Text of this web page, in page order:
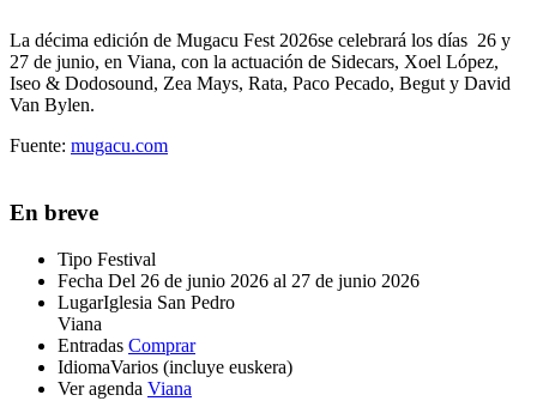
La décima edición de Mugacu Fest 2026se celebrará los días 26 y
27 de junio, en Viana, con la actuación de Sidecars, Xoel López,
Iseo & Dodosound, Zea Mays, Rata, Paco Pecado, Begut y David
Van Bylen.
Fuente: mugacu.com
En breve
Tipo Festival
Fecha Del 26 de junio 2026 al 27 de junio 2026
LugarIglesia San Pedro
Viana
Entradas Comprar
IdiomaVarios (incluye euskera)
Ver agenda Viana